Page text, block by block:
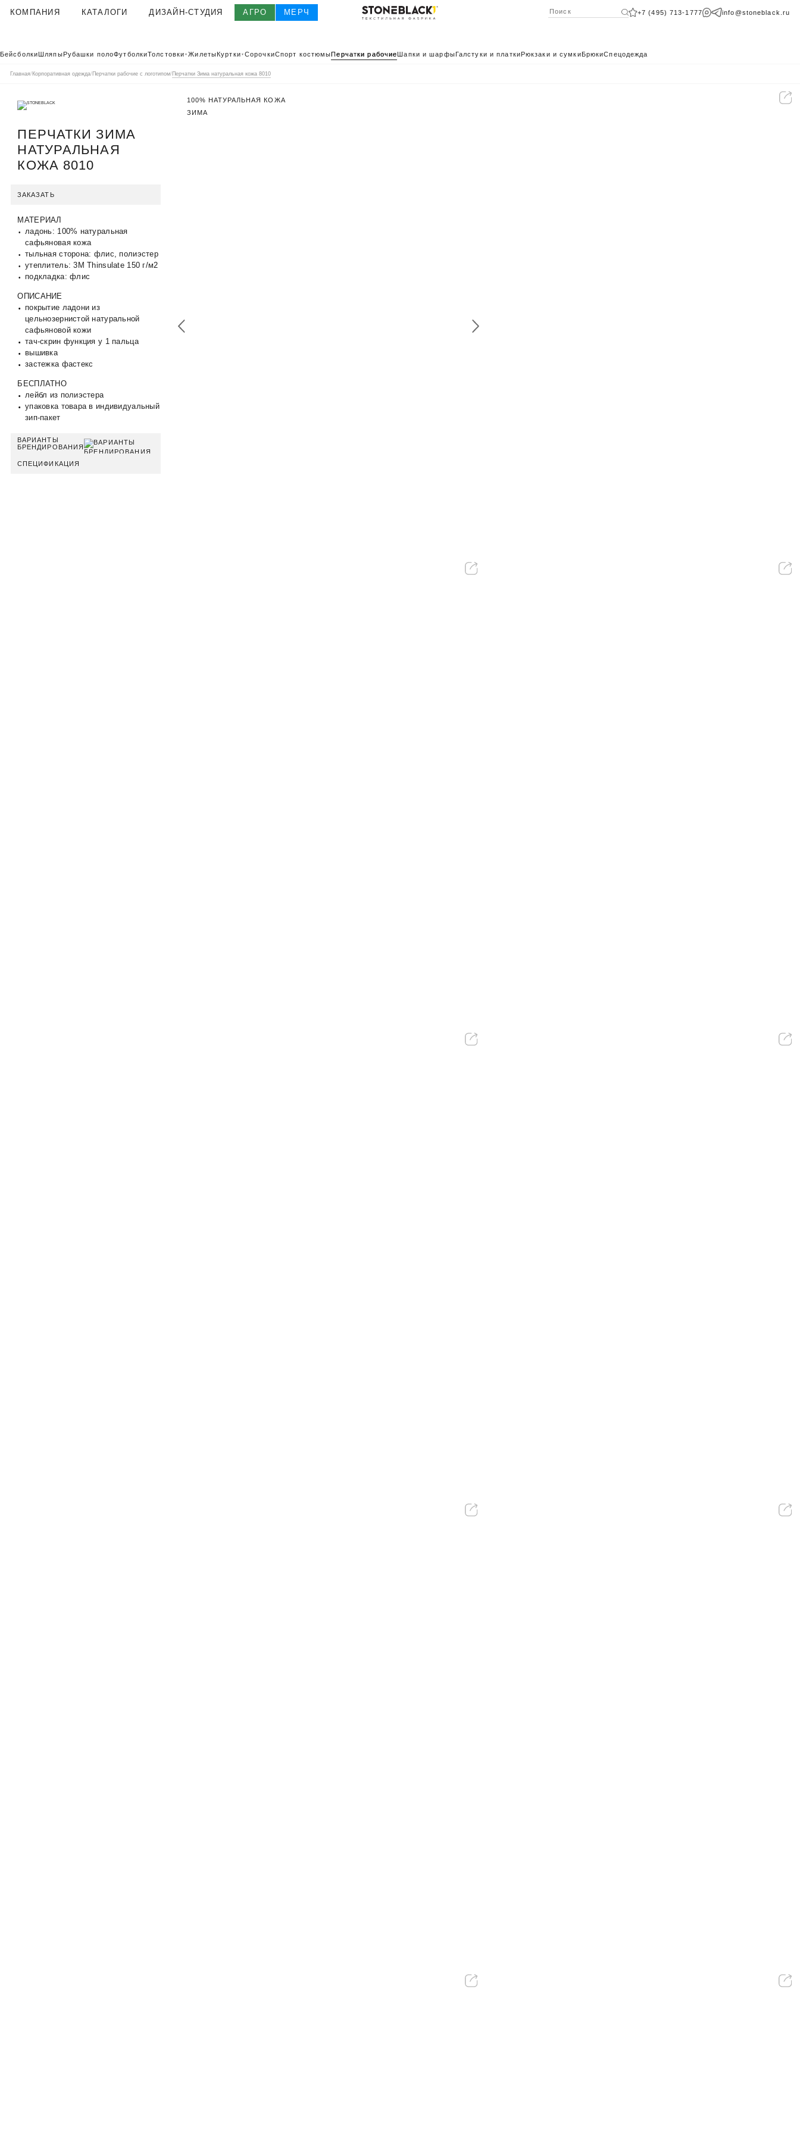
КОМПАНИЯ
О КОМПАНИИ
КЛИЕНТЫ
ПОЛЬЗОВАТЕЛЬСКОЕ СОГЛАШЕНИЕ
ГАРАНТИИ И КАЧЕСТВО
КОНТАКТЫ
КАТАЛОГИ
КАТАЛОГ 2026
ДИЗАЙН-СТУДИЯ АГРО МЕРЧ +7 (495) 713-1777 info@stoneblack.ru
БейсболкиШляпыРубашки полоФутболкиТолстовки ▼ ЖилетыКуртки ▼ СорочкиСпорт костюмыПерчатки рабочиеШапки и шарфыГалстуки и платкиРюкзаки и сумкиБрюкиСпецодежда
Главная/ Корпоративная одежда/ Перчатки рабочие с логотипом/ Перчатки Зима натуральная кожа 8010
ПЕРЧАТКИ ЗИМА
НАТУРАЛЬНАЯ
КОЖА 8010
ЗАКАЗАТЬ
МАТЕРИАЛ
ладонь: 100% натуральная
сафьяновая кожа
тыльная сторона: флис, полиэстер
утеплитель: 3M Thinsulate 150 г/м2
подкладка: флис
ОПИСАНИЕ
покрытие ладони из
цельнозернистой натуральной
сафьяновой кожи
тач-скрин функция у 1 пальца
вышивка
застежка фастекс
БЕСПЛАТНО
лейбл из полиэстера
упаковка товара в индивидуальный
зип-пакет
ВАРИАНТЫ
БРЕНДИРОВАНИЯ
СПЕЦИФИКАЦИЯ
100% НАТУРАЛЬНАЯ КОЖА
ЗИМА